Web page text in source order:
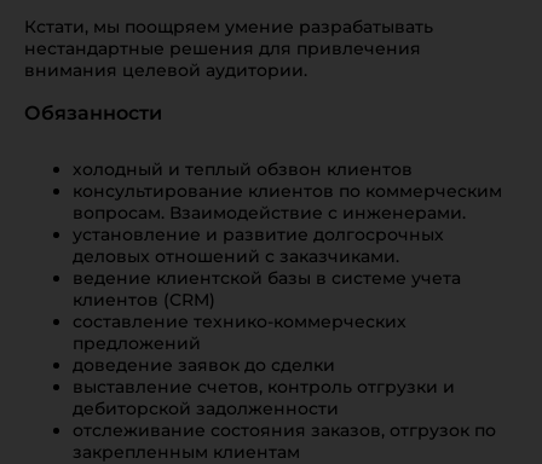
Кстати, мы поощряем умение разрабатывать
нестандартные решения для привлечения
внимания целевой аудитории.
Обязанности
холодный и теплый обзвон клиентов
консультирование клиентов по коммерческим
вопросам. Взаимодействие с инженерами.
установление и развитие долгосрочных
деловых отношений с заказчиками.
ведение клиентской базы в системе учета
клиентов (CRM)
составление технико-коммерческих
предложений
доведение заявок до сделки
выставление счетов, контроль отгрузки и
дебиторской задолженности
отслеживание состояния заказов, отгрузок по
закрепленным клиентам